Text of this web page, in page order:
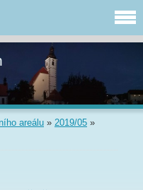
areálu » 2019/05 »